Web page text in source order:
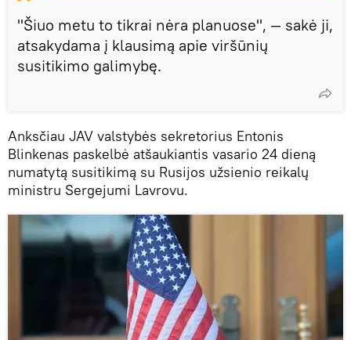
"Šiuo metu to tikrai nėra planuose", — sakė ji,
atsakydama į klausimą apie viršūnių
susitikimo galimybę.
Anksčiau JAV valstybės sekretorius Entonis
Blinkenas paskelbė atšaukiantis vasario 24 dieną
numatytą susitikimą su Rusijos užsienio reikalų
ministru Sergejumi Lavrovu.